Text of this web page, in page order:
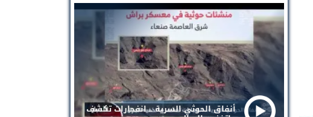
أنفاق الحوثي السرية .. انفجارات تكشف